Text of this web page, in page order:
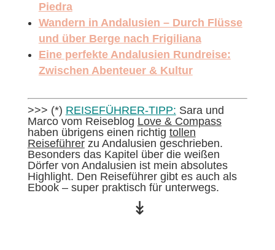
Piedra
Wandern in Andalusien – Durch Flüsse
und über Berge nach Frigiliana
Eine perfekte Andalusien Rundreise:
Zwischen Abenteuer & Kultur
>>> (*) REISEFÜHRER-TIPP: Sara und
Marco vom Reiseblog Love & Compass
haben übrigens einen richtig tollen
Reiseführerzu Andalusien geschrieben.
Besonders das Kapitel über die weißen
Dörfer von Andalusien ist mein absolutes
Highlight. Den Reiseführer gibt es auch als
Ebook – super praktisch für unterwegs.
↡